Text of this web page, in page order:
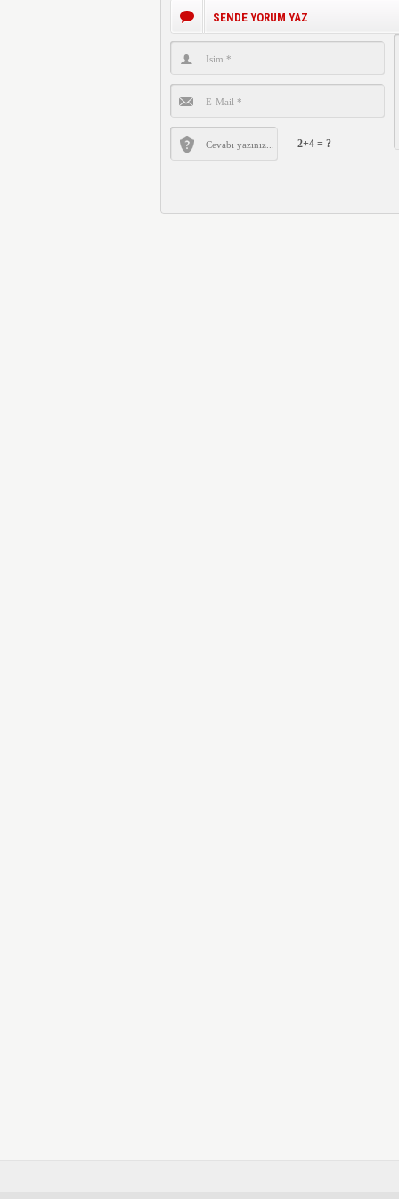
SENDE YORUM YAZ
2+4 = ?